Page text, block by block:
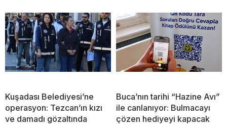
Kuşadası Belediyesi’ne
operasyon: Tezcan’ın kızı
ve damadı gözaltında
Buca’nın tarihi “Hazine Avı”
ile canlanıyor: Bulmacayı
çözen hediyeyi kapacak